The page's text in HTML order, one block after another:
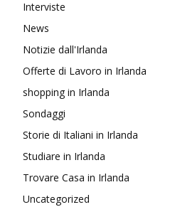
Interviste
News
Notizie dall'Irlanda
Offerte di Lavoro in Irlanda
shopping in Irlanda
Sondaggi
Storie di Italiani in Irlanda
Studiare in Irlanda
Trovare Casa in Irlanda
Uncategorized